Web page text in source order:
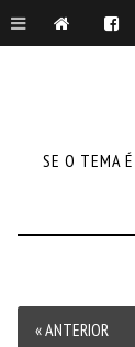
SE O TEMA
« ANTERIOR